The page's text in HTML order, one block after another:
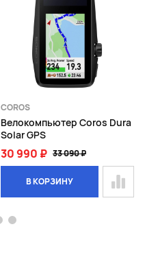
COROS
Велокомпьютер Coros Dura
Solar GPS
30 990 ₽ 33 090 ₽
В КОРЗИНУ